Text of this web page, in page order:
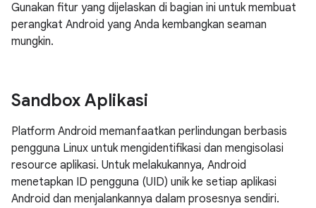
Gunakan fitur yang dijelaskan di bagian ini untuk membuat
perangkat Android yang Anda kembangkan seaman
mungkin.
Sandbox Aplikasi
Platform Android memanfaatkan perlindungan berbasis
pengguna Linux untuk mengidentifikasi dan mengisolasi
resource aplikasi. Untuk melakukannya, Android
menetapkan ID pengguna (UID) unik ke setiap aplikasi
Android dan menjalankannya dalam prosesnya sendiri.